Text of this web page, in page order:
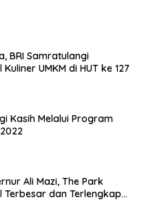
BRI Samratulangi
UMKM di HUT ke 127
Kasih Melalui Program
Ali Mazi, The Park
Terbesar dan Terlengkap